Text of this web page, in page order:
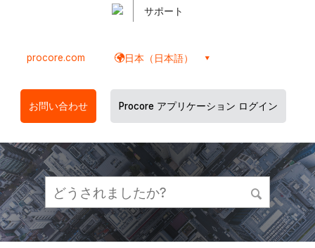
サポート
procore.com 日本（日本語）
お問い合わせ Procore アプリケーション ログイン